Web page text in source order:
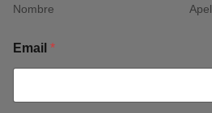
Nombre
Email *